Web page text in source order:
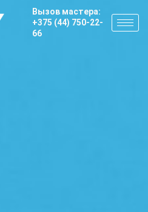
Вызов мастера:
+375 (44) 750-22-
66